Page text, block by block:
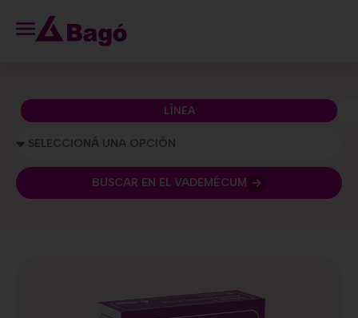
LÍNEA
BUSCAR EN EL VADEMÉCUM